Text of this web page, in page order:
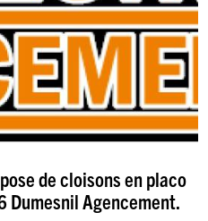
de cloisons en placo
Dumesnil Agencement.